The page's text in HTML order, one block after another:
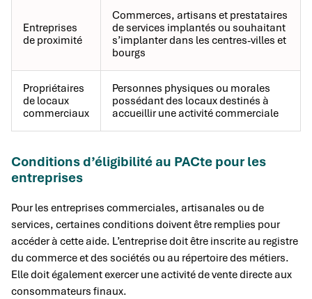
Entreprises
de proximité
Commerces, artisans et prestataires
de services implantés ou souhaitant
s’implanter dans les centres-villes et
bourgs
Propriétaires
de locaux
commerciaux
Personnes physiques ou morales
possédant des locaux destinés à
accueillir une activité commerciale
Conditions d’éligibilité au PACte pour les
entreprises
Pour les entreprises commerciales, artisanales ou de
services, certaines conditions doivent être remplies pour
accéder à cette aide. L’entreprise doit être inscrite au registre
du commerce et des sociétés ou au répertoire des métiers.
Elle doit également exercer une activité de vente directe aux
consommateurs finaux.